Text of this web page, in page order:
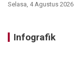
Selasa, 4 Agustus 2026
Infografik